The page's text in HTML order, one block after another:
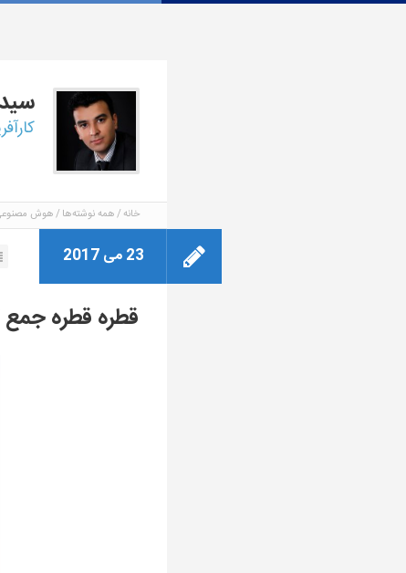
خانه همه نوشته‌ها هوش
23 می 2017
قطره قطره